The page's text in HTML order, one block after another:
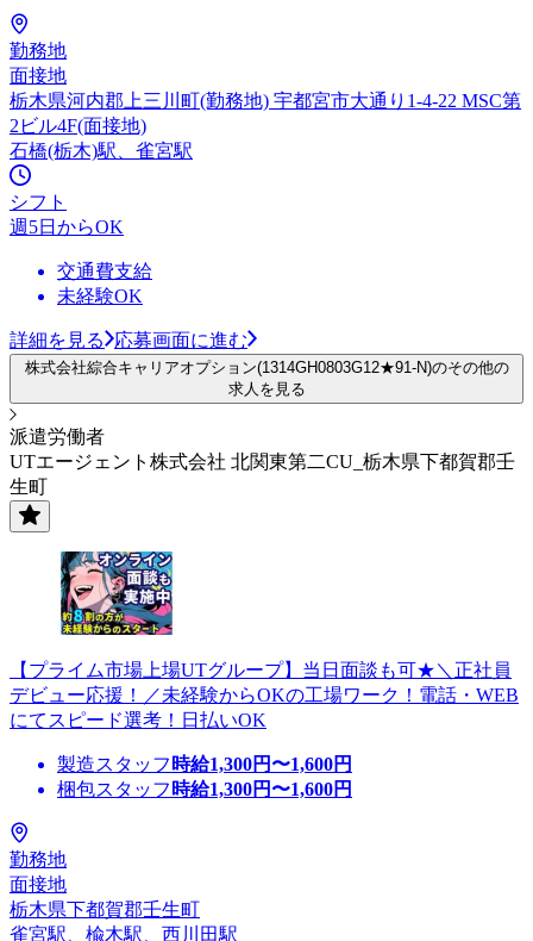
勤務地
面接地
栃木県河内郡上三川町(勤務地) 宇都宮市大通り1-4-22 MSC第
2ビル4F(面接地)
石橋(栃木)駅、雀宮駅
シフト
週5日からOK
交通費支給
未経験OK
詳細を見る 応募画面に進む
株式会社綜合キャリアオプション(1314GH0803G12★91-N)のその他の
求人を見る
派遣労働者
UTエージェント株式会社 北関東第二CU_栃木県下都賀郡壬
生町
【プライム市場上場UTグループ】当日面談も可★＼正社員
デビュー応援！／未経験からOKの工場ワーク！電話・WEB
にてスピード選考！日払いOK
製造スタッフ 時給1,300円〜1,600円
梱包スタッフ 時給1,300円〜1,600円
勤務地
面接地
栃木県下都賀郡壬生町
雀宮駅、楡木駅、西川田駅